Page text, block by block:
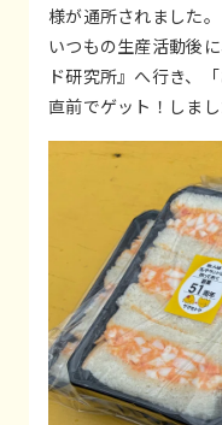
様が通所されました。
いつもの生産活動後
ド研究所』へ行き、
直前でゲット！しま